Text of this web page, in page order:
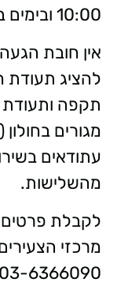
10:00 ובימים ב', ג', ד' בשעות 16:00-10:00.
אין חובת
להציג תעודת
תקפה
מגורים
עתודאים
מהשלישות.
לקבלת פרטים
מרכזי